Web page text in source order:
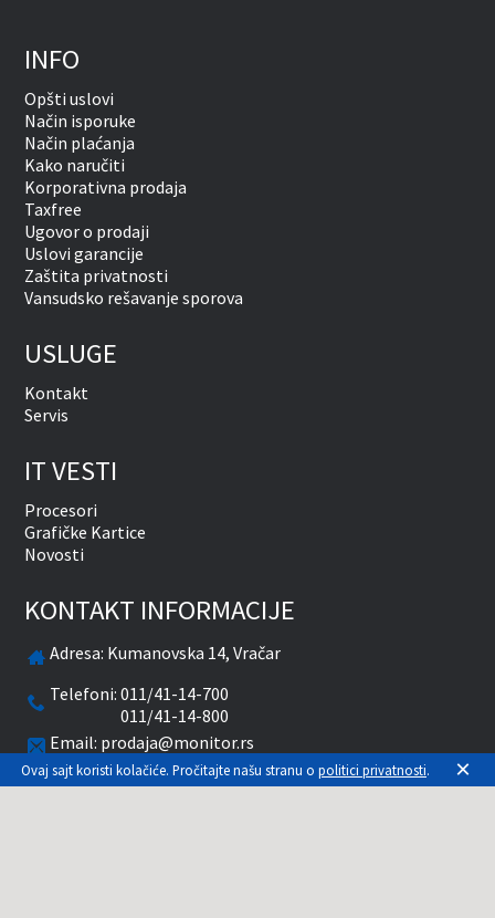
INFO
Opšti uslovi
Način isporuke
Način plaćanja
Kako naručiti
Korporativna prodaja
Taxfree
Ugovor o prodaji
Uslovi garancije
Zaštita privatnosti
Vansudsko rešavanje sporova
USLUGE
Kontakt
Servis
IT VESTI
Procesori
Grafičke Kartice
Novosti
KONTAKT INFORMACIJE
Adresa: Kumanovska 14, Vračar
Telefoni:011/41-14-700
011/41-14-800
Email: prodaja@monitor.rs
Radnim danima od 09-20 časova
Ovaj sajt koristi kolačiće. Pročitajte našu stranu o politici privatnosti. ×